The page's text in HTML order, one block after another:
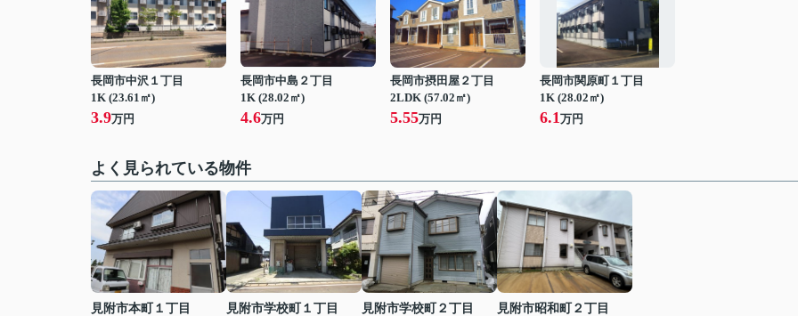
長岡市中沢１丁目
1K (23.61㎡)
3.9万円
長岡市中島２丁目
1K (28.02㎡)
4.6万円
長岡市摂田屋２丁目
2LDK (57.02㎡)
5.55万円
長岡市関原町１丁目
1K (28.02㎡)
6.1万円
よく見られている物件
見附市本町１丁目
見附市学校町１丁目
見附市学校町２丁目
見附市昭和町２丁目